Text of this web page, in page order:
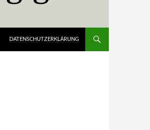
DATENSCHUTZERKLÄRUNG